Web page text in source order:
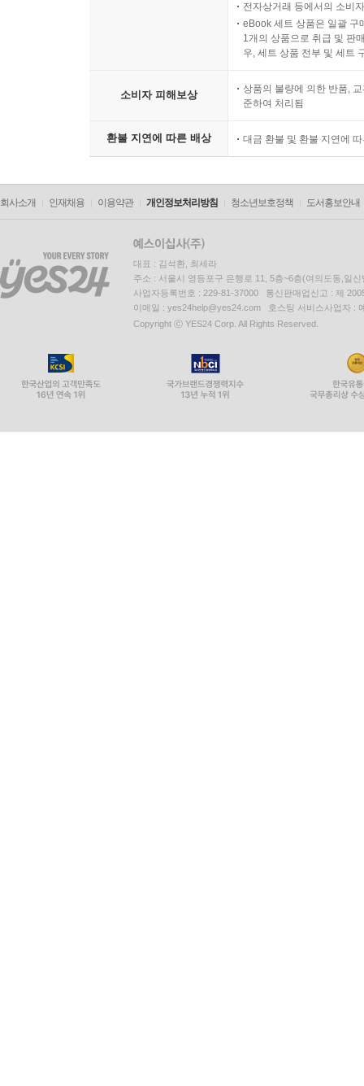
전자상거래 등에서의 소비
eBook 세트 상품은 일괄 구
1개의 상품으로 취급 및 판
우, 세트 상품 전부 및 세트
소비자 피해보상
상품의 불량에 의한 반품,
준하여 처리됨
환불 지연에 따른 배상 대금 환불 및 환불 지연에
회사소개 인재채용 이용약관 개인정보처리방침 청소년보호정책 도서홍보안내
대표 : 김석환, 최세라
주소 : 서울시 영등포구 은행로 11, 5층~6층(여의도동,일신
사업자등록번호 : 229-81-37000 통신판매업신고 : 제
이메일 : yes24help@yes24.com 호스팅 서비스사업자 :
Copyright ⓒ YES24 Corp. All Rights Reserved.